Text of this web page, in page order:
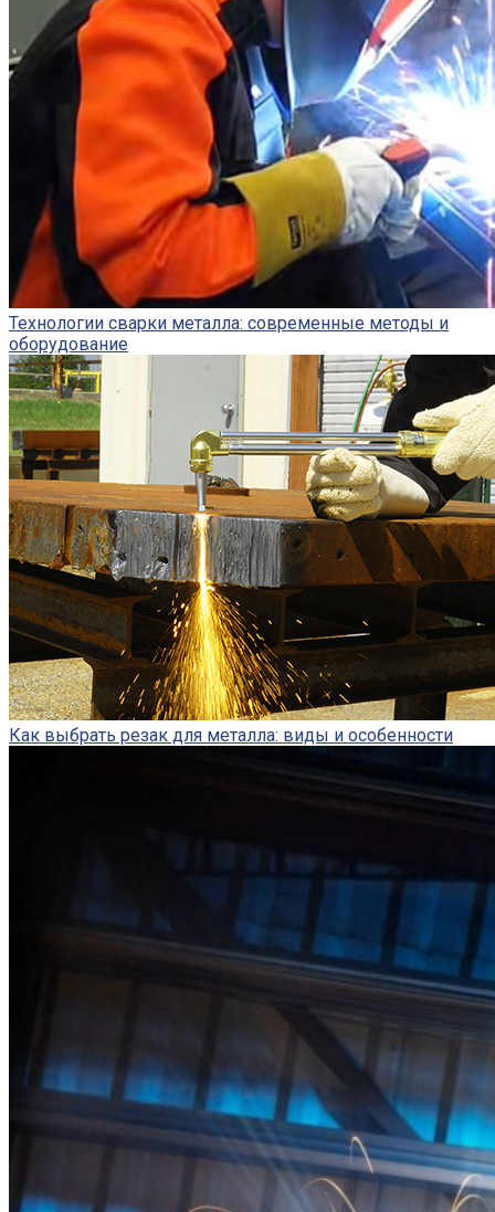
Технологии сварки металла: современные методы и
оборудование
Как выбрать резак для металла: виды и особенности